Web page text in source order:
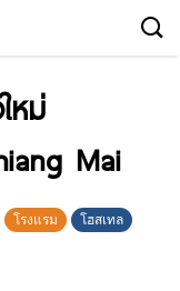
หม่
Mai
โรงแรม โฮสเทล